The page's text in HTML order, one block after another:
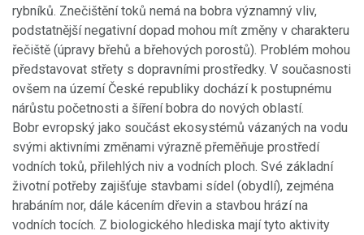
rybníků. Znečištění toků nemá na bobra významný vliv,
podstatnější negativní dopad mohou mít změny v charakteru
řečiště (úpravy břehů a břehových porostů). Problém mohou
představovat střety s dopravními prostředky. V současnosti
ovšem na území České republiky dochází k postupnému
nárůstu početnosti a šíření bobra do nových oblastí.
Bobr evropský jako součást ekosystémů vázaných na vodu
svými aktivními změnami výrazně přeměňuje prostředí
vodních toků, přilehlých niv a vodních ploch. Své základní
životní potřeby zajišťuje stavbami sídel (obydlí), zejména
hrabáním nor, dále kácením dřevin a stavbou hrází na
vodních tocích. Z biologického hlediska mají tyto aktivity